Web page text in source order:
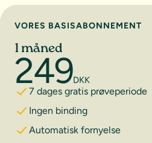
Vælg abonnement
VORES BASISABONNEMENT
1 måned
249DKK
7 dages gratis prøveperiode
Ingen binding
Automatisk fornyelse